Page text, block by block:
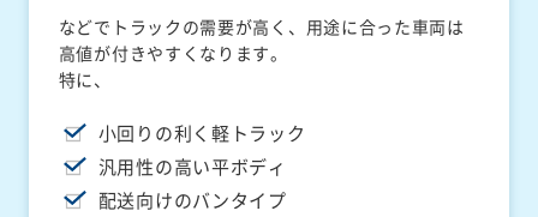
などでトラックの需要が高く、用途に合った車両は
高値が付きやすくなります。
特に、
小回りの利く軽トラック
汎用性の高い平ボディ
配送向けのバンタイプ